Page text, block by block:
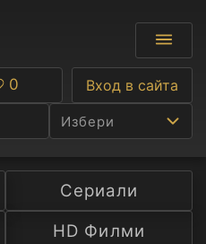
Избери
Ф
С
Любими
0 Вход в сайта
Сериали
HD Филми